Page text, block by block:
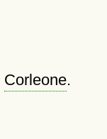
Corleone.